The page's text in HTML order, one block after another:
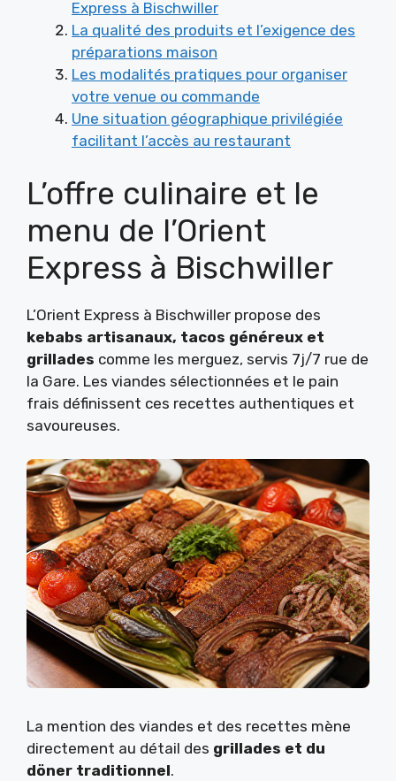
Express à Bischwiller
La qualité des produits et l’exigence des
préparations maison
Les modalités pratiques pour organiser
votre venue ou commande
Une situation géographique privilégiée
facilitant l’accès au restaurant
L’offre culinaire et le
menu de l’Orient
Express à Bischwiller
L’Orient Express à Bischwiller propose des
kebabs artisanaux, tacos généreux et
grillades comme les merguez, servis 7j/7 rue de
la Gare. Les viandes sélectionnées et le pain
frais définissent ces recettes authentiques et
savoureuses.
La mention des viandes et des recettes mène
directement au détail des grillades et du
döner traditionnel.